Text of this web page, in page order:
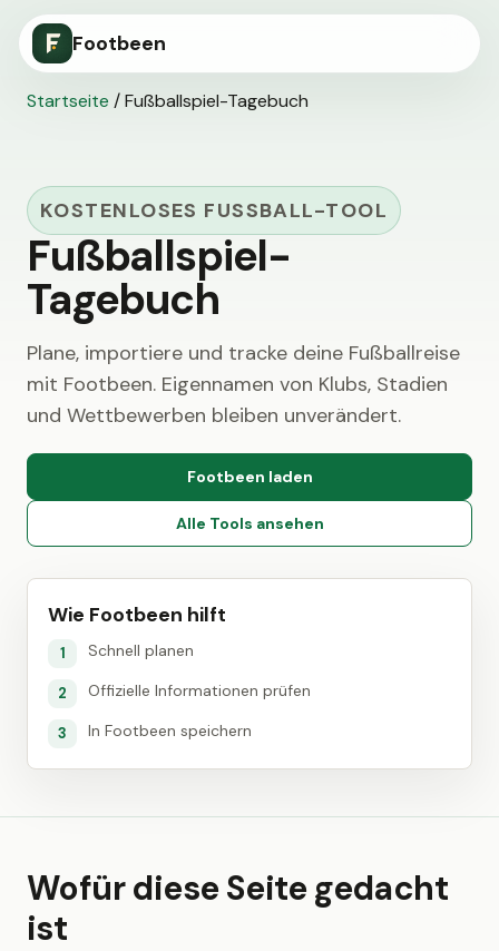
Footbeen
Startseite /Fußballspiel-Tagebuch
KOSTENLOSES FUSSBALL-TOOL
Fußballspiel-
Tagebuch
Plane, importiere und tracke deine Fußballreise
mit Footbeen. Eigennamen von Klubs, Stadien
und Wettbewerben bleiben unverändert.
Footbeen laden
Alle Tools ansehen
Wie Footbeen hilft
1 Schnell planen
2 Offizielle Informationen prüfen
3 In Footbeen speichern
Wofür diese Seite gedacht
ist